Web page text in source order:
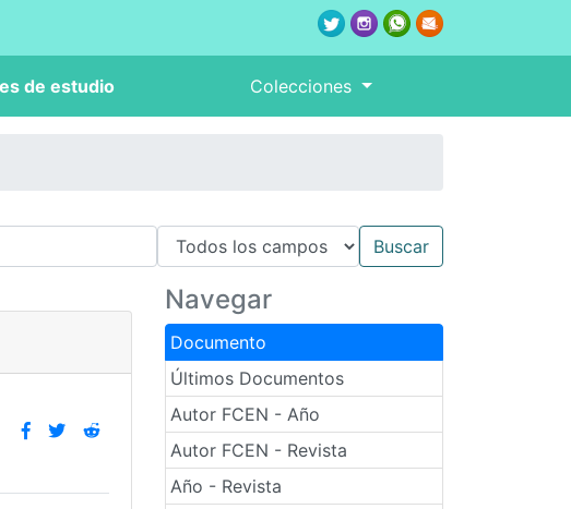
de estudio Colecciones
Navegar
Documento
Últimos Documentos
Autor FCEN - Año
Autor FCEN - Revista
Año - Revista